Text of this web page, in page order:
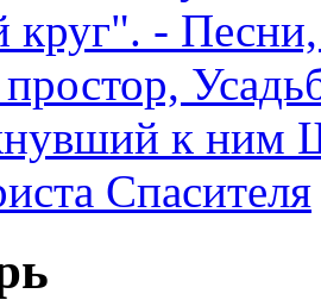
круг". -
к ним
Спасителя